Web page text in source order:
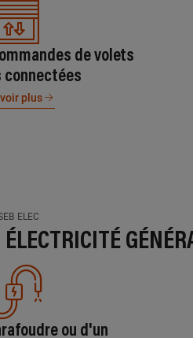
de volets
connectées
plus
ELEC
ou d'un